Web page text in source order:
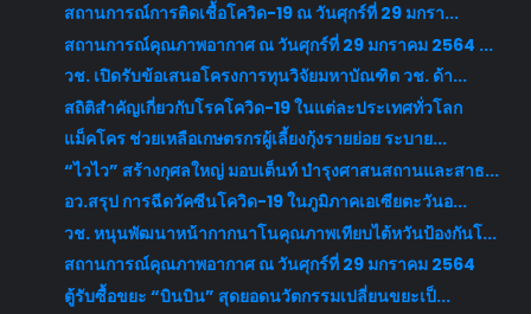
สถานการณ์การติดเชื้อโควิด-19 ณ วันศุกร์ที่ 29 มกรา...
สถานการณ์คุณภาพอากาศ ณ วันศุกร์ที่ 29 มกราคม 2564 ...
วช. เปิดรับข้อเสนอโครงการทุนวิจัยมหาบัณฑิต วช. ด้า...
สถิติสำคัญเกี่ยวกับโรคโควิด-19 ในแต่ละประเทศทั่วโลก
แม็คโคร ช่วยเหลือเกษตรกรผู้เลี้ยงกุ้งรายย่อย ระบาย...
“ไวไว” สร้างกุศลใหญ่ มอบเต็นท์ บำรุงศาสนสถานและสาธ...
อว.สรุป การฉีดวัคซีนโควิด-19 ในภูมิภาคเอเซียตะวันอ...
วช. หนุนพัฒนาหน้ากากนาโนคุณภาพเทียบไต้หวันป้องกันโ...
สถานการณ์คุณภาพอากาศ ณ วันศุกร์ที่ 29 มกราคม 2564
ตู้รับซื้อขยะ “บินบิน” สุดยอดนวัตกรรมเปลี่ยนขยะเป็...